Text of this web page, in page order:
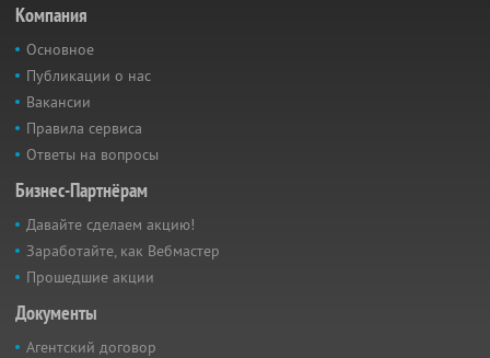
Компания
Основное
Публикации о нас
Вакансии
Правила сервиса
Ответы на вопросы
Бизнес-Партнёрам
Давайте сделаем акцию!
Заработайте, как Вебмастер
Прошедшие акции
Документы
Агентский договор